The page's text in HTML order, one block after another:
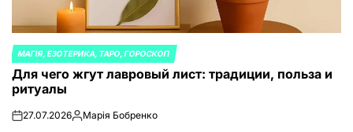
ОПУБЛИКОВАНО
В
МАГІЯ, ЕЗОТЕРИКА, ТАРО, ГОРОСКОП
Для чего жгут лавровый лист: традиции, польза и
ритуалы
on27.07.2026Запись
Марія Бобренко